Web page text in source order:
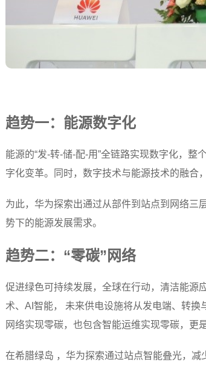
趋势一：能源数字化
能源的“发-转-储-配-用”全链路实现数字化，
字化变革。同时，数字技术与能源技术的融合
为此，华为探索出通过从部件到站点到网络三
势下的能源发展需求。
趋势二：“零碳”网络
促进绿色可持续发展，全球在行动，清洁能源
术、AI智能， 未来供电设施将从发电端、转
网络实现零碳，也包含智能运维实现零碳，更
在希腊绿岛 ，华为探索通过站点智能叠光，减